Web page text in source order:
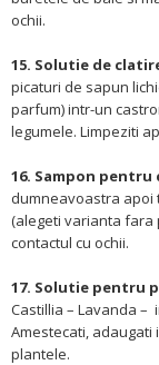
ochii.
15. Solutie de
picaturi de sapun
parfum) intr-un
legumele. Limpeziti
16. Sampon pentru
dumneavoastra apoi
(alegeti varianta fara
contactul cu ochii.
17. Solutie pentru
Castillia – Lavanda –
Amestecati,
plantele.